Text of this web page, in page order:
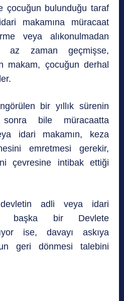
çocuğun bulunduğu taraf
makamına müracaat
veya alıkonulmadan
az zaman geçmişse,
makam, çocuğun derhal
bir yıllık sürenin
bile müracaatta
idari makamın, keza
emretmesi gerekir,
çevresine intibak ettiği
adli veya idari
başka bir Devlete
ise, davayı askıya
geri dönmesi talebini